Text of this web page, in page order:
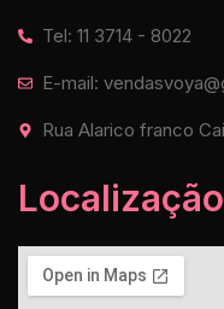
Tel: 11 3714 - 8022
E-mail:
Rua Alarico franco
Localização